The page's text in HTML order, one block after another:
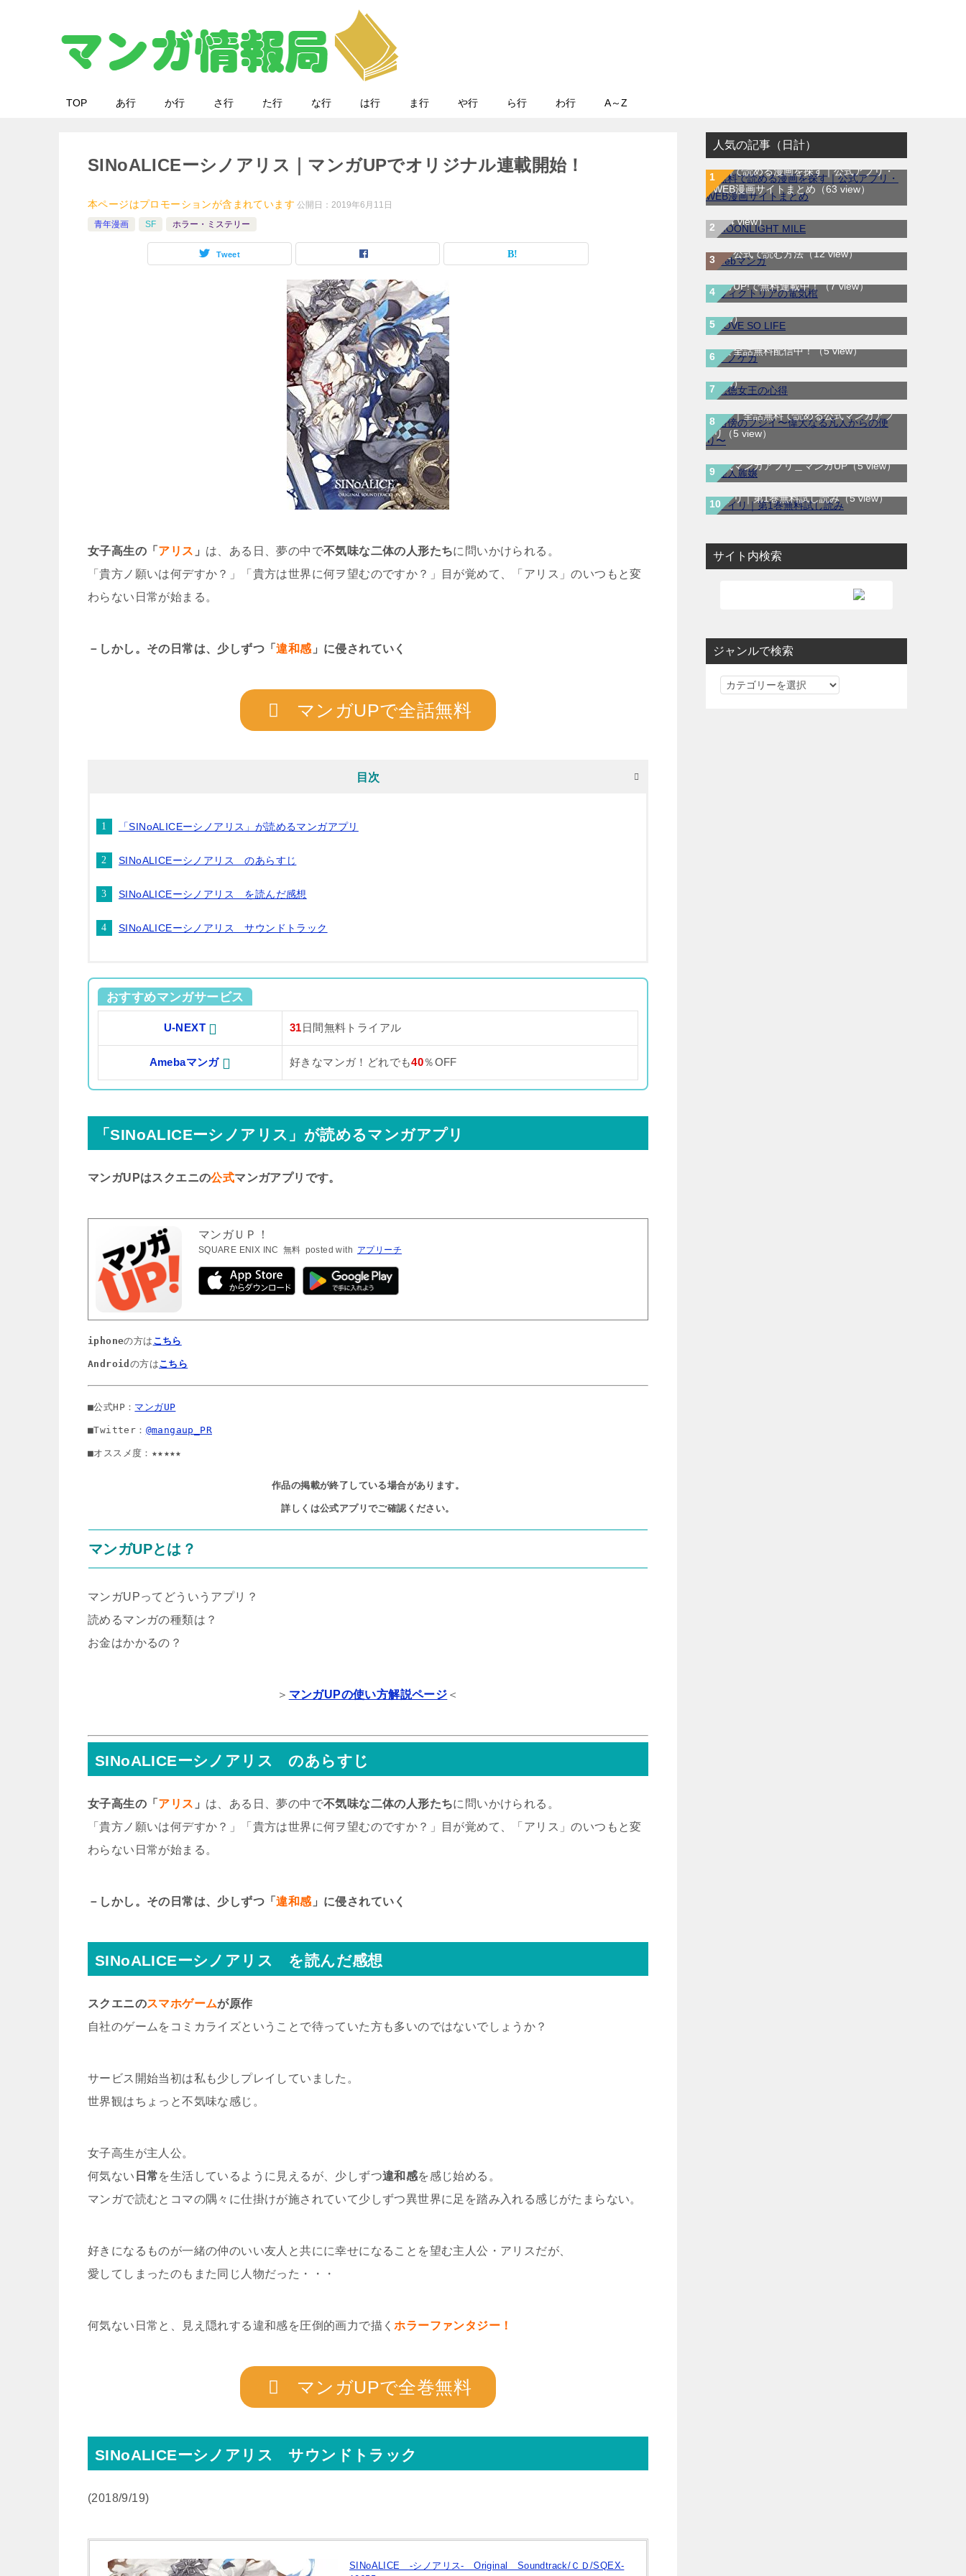
TOP あ行 か行 さ行 た行 な行 は行 ま行 や行 ら行 わ行 A～Z
SINoALICEーシノアリス｜マンガUPでオリジナル連載開始！
本ページはプロモーションが含まれています 公開日：2019年6月11日
青年漫画
SF ホラー・ミステリー
Tweet
女子高生の「 アリス 」 は、ある日、夢の中で不気味な二体の人形たちに問いかけられる。
「貴方ノ願いは何デすか？」「貴方は世界に何ヲ望むのですか？」目が覚めて、「アリス」のいつもと変
わらない日常が始まる。
－しかし。その日常は、少しずつ「違和感 」に侵されていく
マンガUPで全話無料
目次
「SINoALICEーシノアリス」が読めるマンガアプリ
SINoALICEーシノアリス のあらすじ
SINoALICEーシノアリス を読んだ感想
SINoALICEーシノアリス サウンドトラック
おすすめマンガサービス
U-NEXT 31 日間無料トライアル
Amebaマンガ 好きなマンガ！どれでも40％OFF
「SINoALICEーシノアリス」が読めるマンガアプリ
マンガUPはスクエニの公式マンガアプリです。
マンガＵＰ！
SQUARE ENIX INC 無料 posted with アプリーチ
iphoneの方は こちら
Android の方はこちら
■公式HP： マンガUP
■Twitter： @mangaup_PR
■オススメ度：★★★★★
作品の掲載が終了している場合があります。
詳しくは公式アプリでご確認ください。
マンガUPとは？
マンガUPってどういうアプリ？
読めるマンガの種類は？
お金はかかるの？
＞ マンガUPの使い方解説ページ ＜
SINoALICEーシノアリス のあらすじ
女子高生の「 アリス 」 は、ある日、夢の中で不気味な二体の人形たちに問いかけられる。
「貴方ノ願いは何デすか？」「貴方は世界に何ヲ望むのですか？」目が覚めて、「アリス」のいつもと変
わらない日常が始まる。
－しかし。その日常は、少しずつ「違和感 」に侵されていく
SINoALICEーシノアリス を読んだ感想
スクエニのスマホゲームが原作
自社のゲームをコミカライズということで待っていた方も多いのではないでしょうか？
サービス開始当初は私も少しプレイしていました。
世界観はちょっと不気味な感じ。
女子高生が主人公。
何気ない 日常を生活しているように見えるが、少しずつ違和感を感じ始める。
マンガで読むとコマの隅々に仕掛けが施されていて少しずつ異世界に足を踏み入れる感じがたまらない。
好きになるものが一緒の仲のいい友人と共にに幸せになることを望む主人公・アリスだが、
愛してしまったのもまた同じ人物だった・・・
何気ない日常と、見え隠れする違和感を圧倒的画力で描くホラーファンタジー！
マンガUPで全巻無料
SINoALICEーシノアリス サウンドトラック
(2018/9/19)
SINoALICE -シノアリス- Original Soundtrack/ＣＤ/SQEX-
人気の記事（日計）
無料で読める漫画を探す｜公式アプリ・
WEB漫画サイトまとめ （63 view）
MOONLIGHT MILE｜最新刊第23巻！マ
ンガワンで最新刊まで全巻無料配信中！
（14 view）
WEB漫画サイト一覧｜ブラウザで無料漫
画を公式で読む方法（12 view）
ヴィクトリアの電気棺｜最新刊第2巻！マ
ンガUP!で無料連載中！（7 view）
LOVE SO LIFE｜全17巻完結！マンガ
Parkで最終巻まで全巻無料配信中！（6
view）
テノゲカ｜最新刊第2巻！サンデーうぇぶ
りで全話無料配信中！（5 view）
悪徳女王の心得｜最新刊第3巻！マンガ
UP!で最新話まで全話無料連載中！（5
view）
路傍のフジイ〜偉大なる凡人からの便
り〜｜全話無料で読める公式マンガアプ
リ
（5 view）
怪人麗嬢｜最新話まで全話無料で読める
公式マンガアプリ＿マンガUP（5 view）
レイリ｜第1巻無料試し読み（5 view）
サイト内検索
ジャンルで検索
ジ